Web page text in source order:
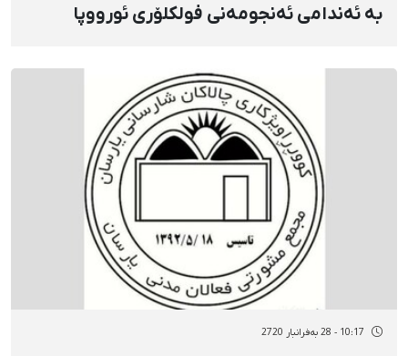
بە ئەندامی ئەنجومەنی فولکلۆری ئورووپا
10:17 - 28 بەفرانبار 2720